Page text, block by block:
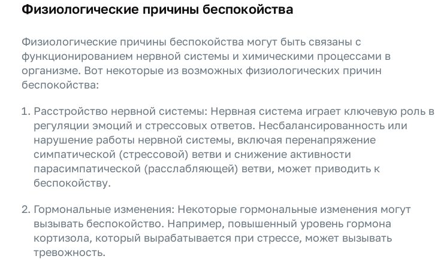
Физиологические причины беспокойства
Физиологические причины беспокойства могут быть связаны с
функционированием нервной системы и химическими процессами в
организме. Вот некоторые из возможных физиологических причин
беспокойства:
Расстройство нервной системы: Нервная система играет ключевую роль в
регуляции эмоций и стрессовых ответов. Несбалансированность или
нарушение работы нервной системы, включая перенапряжение
симпатической (стрессовой) ветви и снижение активности
парасимпатической (расслабляющей) ветви, может приводить к
беспокойству.
Гормональные изменения: Некоторые гормональные изменения могут
вызывать беспокойство. Например, повышенный уровень гормона
кортизола, который вырабатывается при стрессе, может вызывать
тревожность.